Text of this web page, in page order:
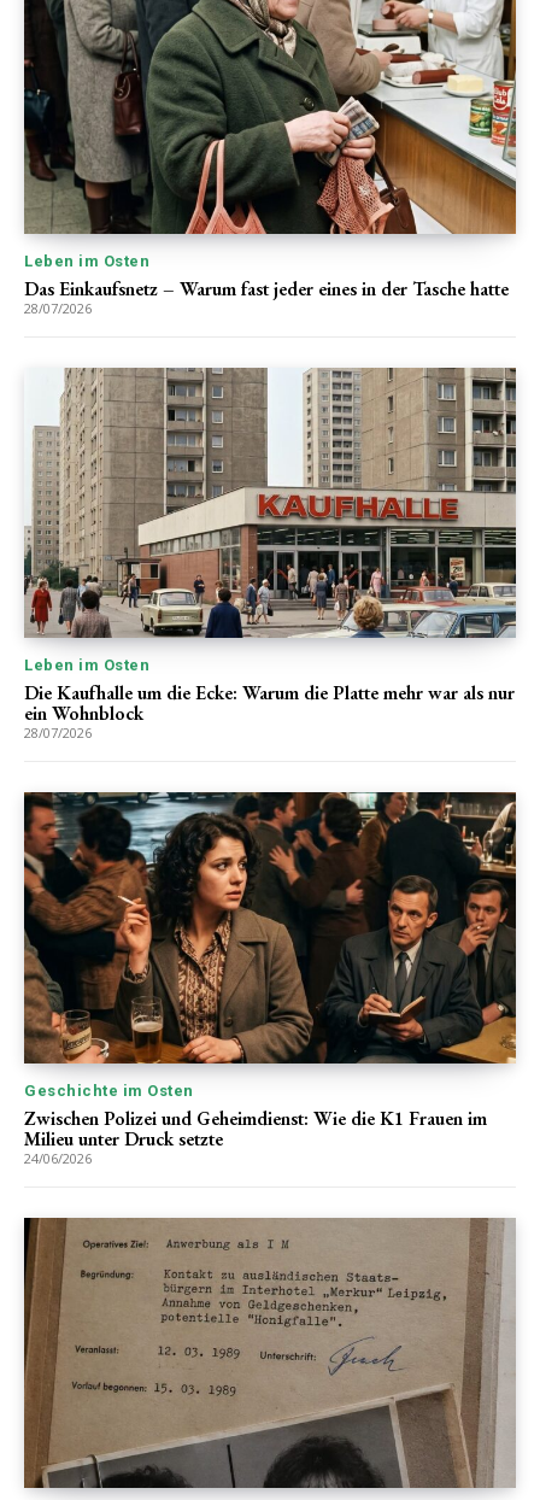
Leben im Osten
Das Einkaufsnetz – Warum fast jeder eines in der Tasche hatte
28/07/2026
Leben im Osten
Die Kaufhalle um die Ecke: Warum die Platte mehr war als nur
ein Wohnblock
28/07/2026
Geschichte im Osten
Zwischen Polizei und Geheimdienst: Wie die K1 Frauen im
Milieu unter Druck setzte
24/06/2026